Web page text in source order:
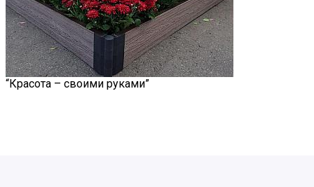
“Красота – своими руками”